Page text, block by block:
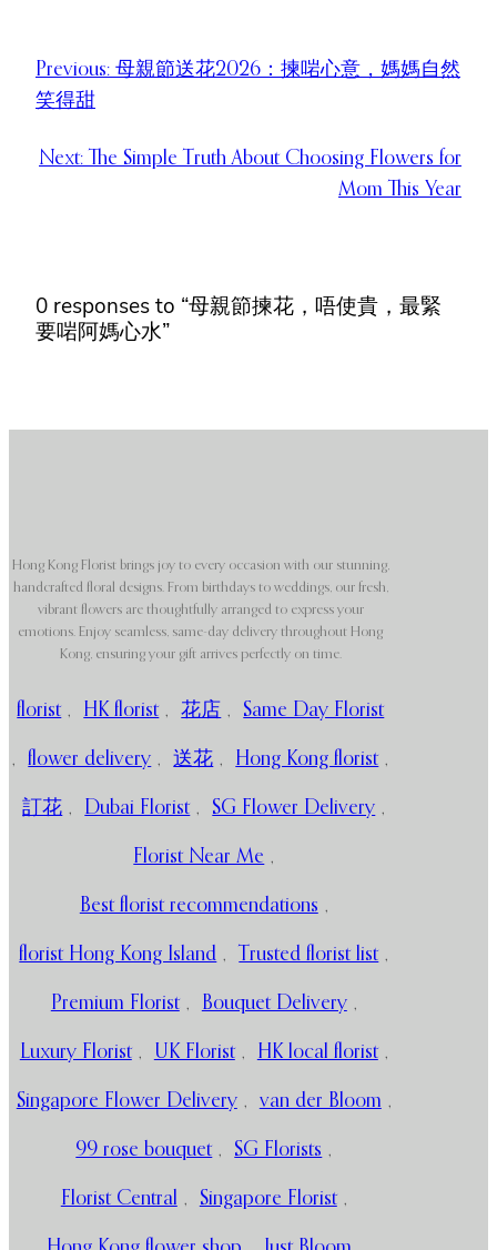
Previous: 母親節送花2026：揀啱心意，媽媽自然
笑得甜
Next: The Simple Truth About Choosing Flowers for
Mom This Year
0 responses to “母親節揀花，唔使貴，最緊
要啱阿媽心水”
Hong Kong Florist brings joy to every occasion with our stunning,
handcrafted floral designs. From birthdays to weddings, our fresh,
vibrant flowers are thoughtfully arranged to express your
emotions. Enjoy seamless, same-day delivery throughout Hong
Kong, ensuring your gift arrives perfectly on time.
florist , HK florist , 花店 , Same Day Florist
, flower delivery , 送花 , Hong Kong florist ,
訂花 , Dubai Florist , SG Flower Delivery ,
Florist Near Me ,
Best florist recommendations ,
florist Hong Kong Island , Trusted florist list ,
Premium Florist , Bouquet Delivery ,
Luxury Florist , UK Florist , HK local florist ,
Singapore Flower Delivery , van der Bloom ,
99 rose bouquet , SG Florists ,
Florist Central , Singapore Florist ,